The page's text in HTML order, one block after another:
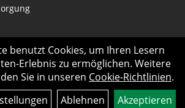
benutzt Cookies, um Ihren Lesern
Erlebnis zu ermöglichen. Weitere
Sie in unseren Cookie-Richtlinien.
Ablehnen Akzeptieren